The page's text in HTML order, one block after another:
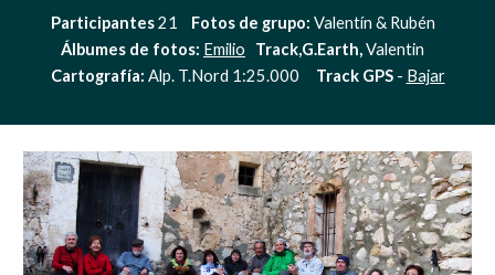
Participantes 21 Fotos de grupo:
Álbumes de fotos: Emilio Track,G.Earth,
Cartografía: Alp. T.Nord 1:25.000 Track GPS - Bajar